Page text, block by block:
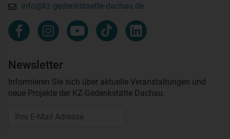
info@kz-gedenkstaette-dachau.de
Newsletter
Informieren Sie sich über aktuelle Veranstaltungen und
neue Projekte der KZ-Gedenkstätte Dachau.